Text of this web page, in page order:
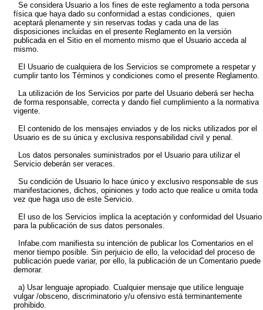
Se considera Usuario a los fines de este reglamento a toda persona
física que haya dado su conformidad a estas condiciones, quien
aceptará plenamente y sin reservas todas y cada una de las
disposiciones incluidas en el presente Reglamento en la versión
publicada en el Sitio en el momento mismo que el Usuario acceda al
mismo.
El Usuario de cualquiera de los Servicios se compromete a respetar y
cumplir tanto los Términos y condiciones como el presente Reglamento.
La utilización de los Servicios por parte del Usuario deberá ser hecha
de forma responsable, correcta y dando fiel cumplimiento a la normativa
vigente.
El contenido de los mensajes enviados y de los nicks utilizados por el
Usuario es de su única y exclusiva responsabilidad civil y penal.
Los datos personales suministrados por el Usuario para utilizar el
Servicio deberán ser veraces.
Su condición de Usuario lo hace único y exclusivo responsable de sus
manifestaciones, dichos, opiniones y todo acto que realice u omita toda
vez que haga uso de este Servicio.
El uso de los Servicios implica la aceptación y conformidad del Usuario
para la publicación de sus datos personales.
Infabe.com manifiesta su intención de publicar los Comentarios en el
menor tiempo posible. Sin perjuicio de ello, la velocidad del proceso de
publicación puede variar, por ello, la publicación de un Comentario puede
demorar.
a) Usar lenguaje apropiado. Cualquier mensaje que utilice lenguaje
vulgar /obsceno, discriminatorio y/u ofensivo está terminantemente
prohibido.